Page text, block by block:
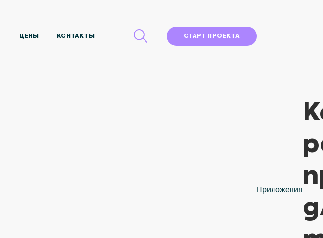
ЦЕНЫ КОНТАКТЫ СТАРТ ПРОЕКТА
Приложения